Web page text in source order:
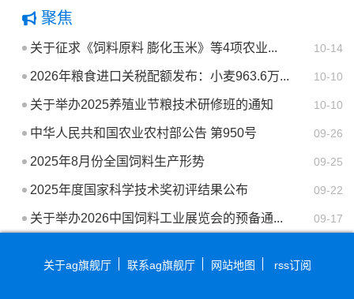
聚焦
10-14
关于征求《饲料原料 膨化玉米》等4项农业...
10-10
2026年粮食进口关税配额发布：小麦963.6万...
10-10
关于举办2025养殖业节粮技术研修班的通知
09-26
中华人民共和国农业农村部公告 第950号
09-25
2025年8月份全国饲料生产形势
09-22
2025年度国家科学技术奖初评结果公布
09-17
关于举办2026中国饲料工业展览会的预备通...
关于ag旗舰厅 联系ag旗舰厅 网站地图 rss订阅